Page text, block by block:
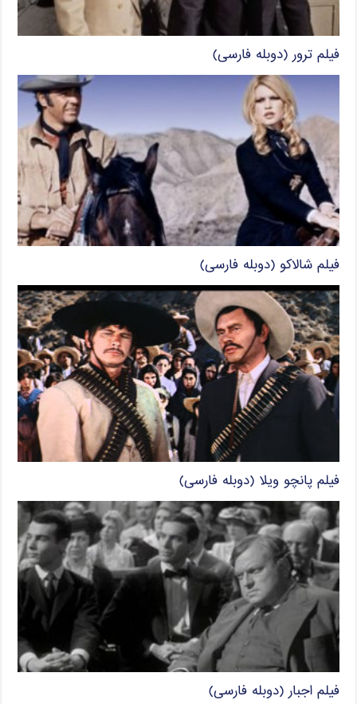
فیلم ترور (دوبله فارسی)
فیلم شالاکو (دوبله فارسی)
فیلم پانچو ویلا (دوبله فارسی)
فیلم اجبار (دوبله فارسی)